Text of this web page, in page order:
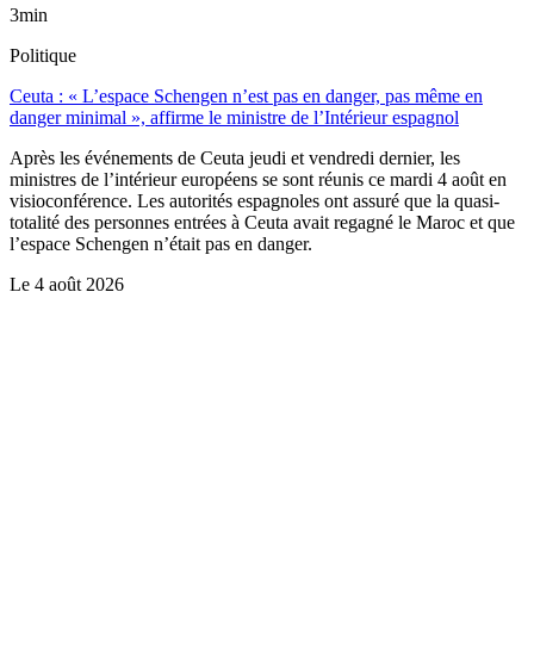
3min
Politique
Ceuta : « L’espace Schengen n’est pas en danger, pas même en
danger minimal », affirme le ministre de l’Intérieur espagnol
Après les événements de Ceuta jeudi et vendredi dernier, les
ministres de l’intérieur européens se sont réunis ce mardi 4 août en
visioconférence. Les autorités espagnoles ont assuré que la quasi-
totalité des personnes entrées à Ceuta avait regagné le Maroc et que
l’espace Schengen n’était pas en danger.
Le 4 août 2026